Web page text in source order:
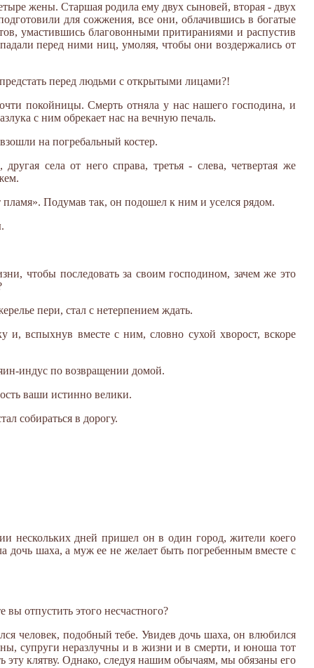
жены. Старшая родила ему двух сыновей, вторая - двух
для сожжения, все они, облачившись в богатые
умастившись благовонными притираниями и распустив
перед ними ниц, умоляя, чтобы они воздержались от
перед людьми с открытыми лицами?!
покойницы. Смерть отняла у нас нашего господина, и
с ним обрекает нас на вечную печаль.
на погребальный костер.
села от него справа, третья - слева, четвертая же
Подумав так, он подошел к ним и уселся рядом.
чтобы последовать за своим господином, зачем же это
пери, стал с нетерпением ждать.
вспыхнув вместе с ним, словно сухой хворост, вскоре
индус по возвращении домой.
ваши истинно велики.
собираться в дорогу.
нескольких дней пришел он в один город, жители коего
дочь шаха, а муж ее не желает быть погребенным вместе с
отпустить этого несчастного?
человек, подобный тебе. Увидев дочь шаха, он влюбился
супруги неразлучны и в жизни и в смерти, и юноша тот
клятву. Однако, следуя нашим обычаям, мы обязаны его